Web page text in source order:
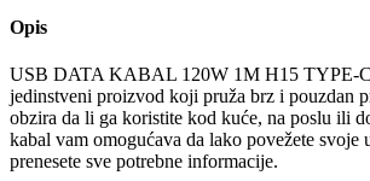
Opis
USB DATA KABAL 120W 1M H15 TYPE-
jedinstveni proizvod koji pruža brz i pouzdan
obzira da li ga koristite kod kuće, na poslu ili
kabal vam omogućava da lako povežete svoje
prenesete sve potrebne informacije.